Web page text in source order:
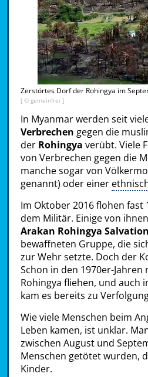
Zerstörtes Dorf der Rohingya im
[ © gemeinfrei ]
In Myanmar werden seit
Verbrechen gegen die
der Rohingya verübt. Viele
von Verbrechen gegen die
manche sogar von
genannt) oder einer
Im Oktober 2016 flohen fast
dem Militär. Einige von
Arakan Rohingya
bewaffneten Gruppe, die
zur Wehr setzte. Doch der
Schon in den 1970er-Jahren
Rohingya fliehen, und auch
kam es bereits zu
Wie viele Menschen beim
Leben kamen, ist unklar.
zwischen August und
Menschen getötet wurden,
Kinder.